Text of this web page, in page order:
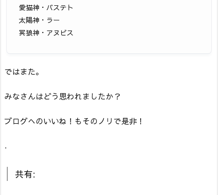
愛猫神・バステト
太陽神・ラー
冥狼神・アヌビス
ではまた。
みなさんはどう思われましたか？
ブログへのいいね！もそのノリで是非！
.
共有: